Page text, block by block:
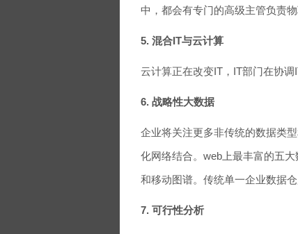
中，都会有专门的高级主管负责物
5. 混合IT与云计算
云计算正在改变IT，IT部门在协调
6. 战略性大数据
企业将关注更多非传统的数据类
化网络结合。web上最丰富的五
和移动图谱。传统单一企业数据
7. 可行性分析